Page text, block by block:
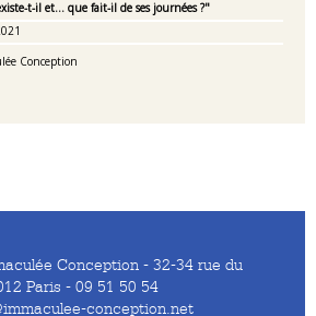
t-il et... que fait-il de ses journées ?"
Conception
Conception - 32-34 rue du
Paris - 09 51 50 54
conception.net